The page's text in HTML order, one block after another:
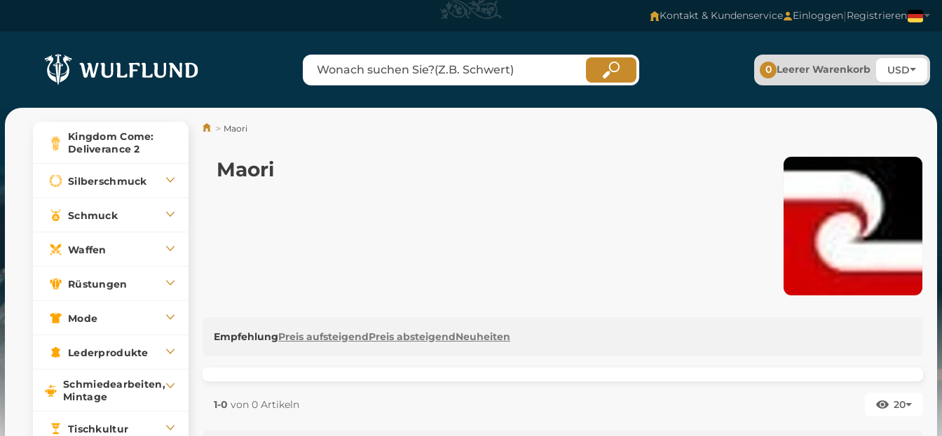
Kontakt & Kundenservice Einloggen|Registrieren
0 Leerer Warenkorb USD
Kingdom Come:
Deliverance 2
Silberschmuck
Schmuck
Waffen
Rüstungen
Mode
Lederprodukte
Schmiedearbeiten,
Mintage
Tischkultur
Maori
Maori
EmpfehlungPreis aufsteigendPreis absteigendNeuheiten
1-0 von 0 Artikeln 20